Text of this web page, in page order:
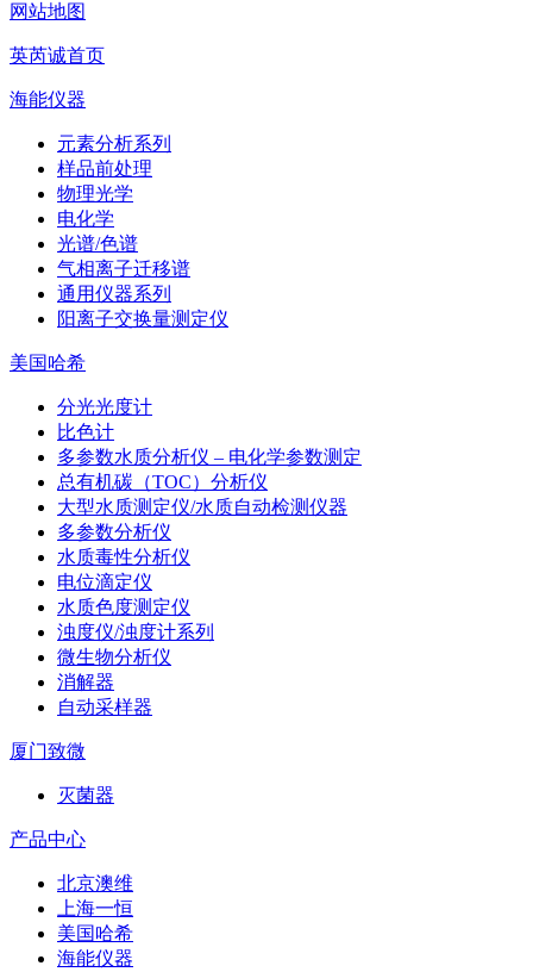
网站地图
英芮诚首页
海能仪器
元素分析系列
样品前处理
物理光学
电化学
光谱/色谱
气相离子迁移谱
通用仪器系列
阳离子交换量测定仪
美国哈希
分光光度计
比色计
多参数水质分析仪 – 电化学参数测定
总有机碳（TOC）分析仪
大型水质测定仪/水质自动检测仪器
多参数分析仪
水质毒性分析仪
电位滴定仪
水质色度测定仪
浊度仪/浊度计系列
微生物分析仪
消解器
自动采样器
厦门致微
灭菌器
产品中心
北京澳维
上海一恒
美国哈希
海能仪器